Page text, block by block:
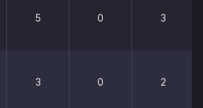
5 0 3
3 0 2